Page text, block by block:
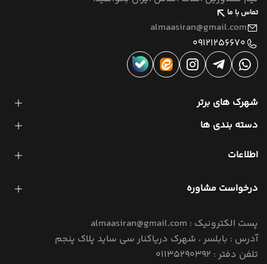
تماس با ما
almaasiran@gmail.com
09121256670
شهرک های برتر
دسته بندی ها
اطلاعات
درخواست مشاوره
پست الکترونیک : almaasiran@gmail.com
آدرس : بابلسر ، شهرک دریاکنار سی ساید پلاک پنجم
تلفن دفتر : 01135290392